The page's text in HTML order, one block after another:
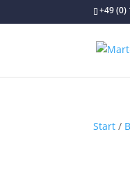
+49 (0)
Start /